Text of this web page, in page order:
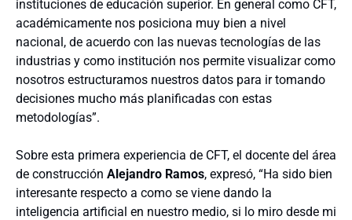
instituciones de educación superior. En general como CFT,
académicamente nos posiciona muy bien a nivel
nacional, de acuerdo con las nuevas tecnologías de las
industrias y como institución nos permite visualizar como
nosotros estructuramos nuestros datos para ir tomando
decisiones mucho más planificadas con estas
metodologías”.
Sobre esta primera experiencia de CFT, el docente del área
de construcción Alejandro Ramos, expresó, “Ha sido bien
interesante respecto a como se viene dando la
inteligencia artificial en nuestro medio, si lo miro desde mi